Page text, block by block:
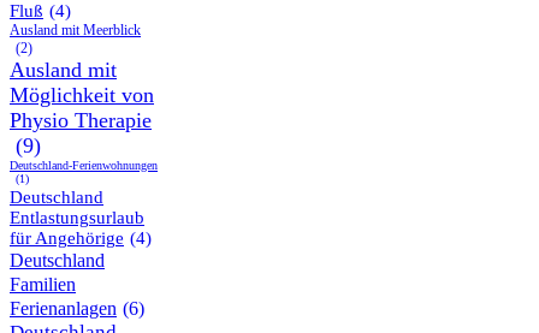
Fluß (4)
Ausland mit Meerblick
(2)
Ausland mit
Möglichkeit von
Physio Therapie
(9)
Deutschland-Ferienwohnungen
(1)
Deutschland
Entlastungsurlaub
für Angehörige (4)
Deutschland
Familien
Ferienanlagen (6)